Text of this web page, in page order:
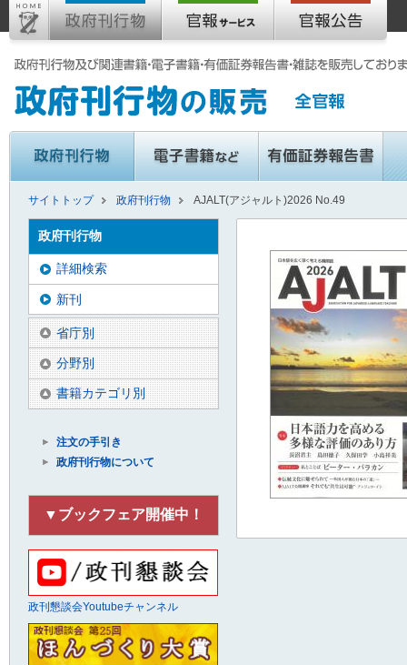
サイトトップ 政府刊行物 AJALT(アジャルト)2026 No.49
政府刊行物
詳細検索
新刊
省庁別
分野別
書籍カテゴリ別
注文の手引き
政府刊行物について
▼ブックフェア開催中！
政刊懇談会Youtubeチャンネル